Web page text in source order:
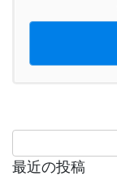
最近の投稿